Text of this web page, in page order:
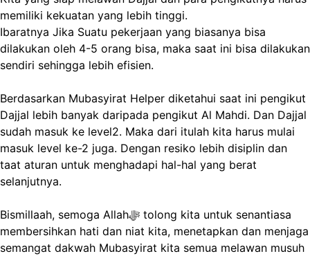
memiliki kekuatan yang lebih tinggi.
Ibaratnya Jika Suatu pekerjaan yang biasanya bisa
dilakukan oleh 4-5 orang bisa, maka saat ini bisa dilakukan
sendiri sehingga lebih efisien.
Berdasarkan Mubasyirat Helper diketahui saat ini pengikut
Dajjal lebih banyak daripada pengikut Al Mahdi. Dan Dajjal
sudah masuk ke level2. Maka dari itulah kita harus mulai
masuk level ke-2 juga. Dengan resiko lebih disiplin dan
taat aturan untuk menghadapi hal-hal yang berat
selanjutnya.
Bismillaah, semoga Allahﷻ tolong kita untuk senantiasa
membersihkan hati dan niat kita, menetapkan dan menjaga
semangat dakwah Mubasyirat kita semua melawan musuh